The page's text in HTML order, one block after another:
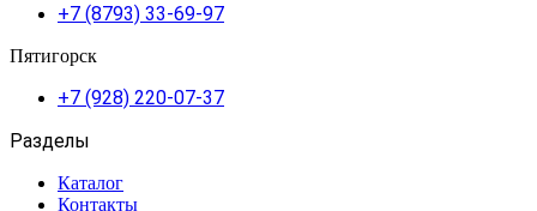
+7 (8793) 33-69-97
Пятигорск
+7 (928) 220-07-37
Разделы
Каталог
Контакты